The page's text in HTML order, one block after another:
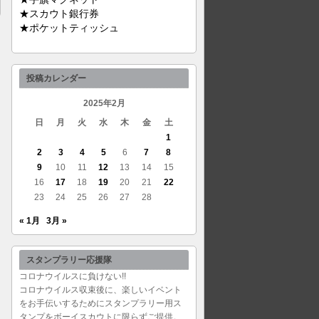
★スカウト銀行券
★ポケットティッシュ
投稿カレンダー
2025年2月
日
月 火 水 木 金
土
1
2
3 4 5 6 7
8
9
10 11 12 13 14
15
16
17 18 19 20 21
22
23
24 25 26 27 28
« 1月 3月 »
スタンプラリー応援隊
コロナウイルスに負けない!!
コロナウイルス収束後に、楽しいイベント
をお手伝いするためにスタンプラリー用ス
タンプをボーイスカウトに限らずご提供。